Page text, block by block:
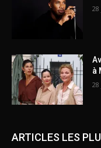
à
ARTICLES LES